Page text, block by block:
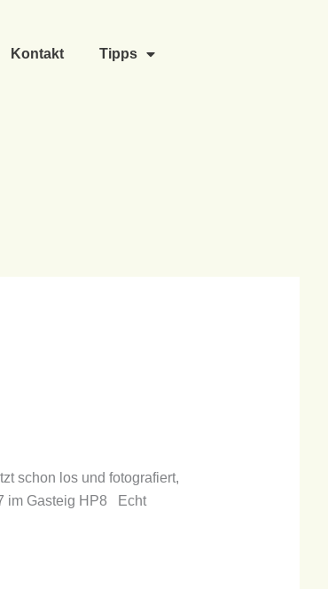
Kontakt Tipps
schon los und fotografiert,
im Gasteig HP8 Echt